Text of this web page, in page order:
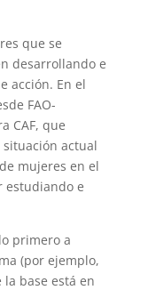
que se
desarrollando e
acción. En el
FAO-
CAF, que
actual
mujeres en el
estudiando e
primero a
(por ejemplo,
base está en